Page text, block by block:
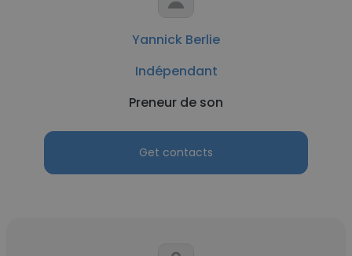
Yannick Berlie
Indépendant
Preneur de son
Get contacts